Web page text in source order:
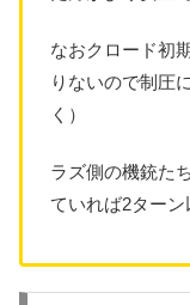
なおクロード初
りないので制圧
く）
ラズ側の機銃た
ていれば2ター